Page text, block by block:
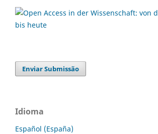
Enviar Submissão
Idioma
Español (España)